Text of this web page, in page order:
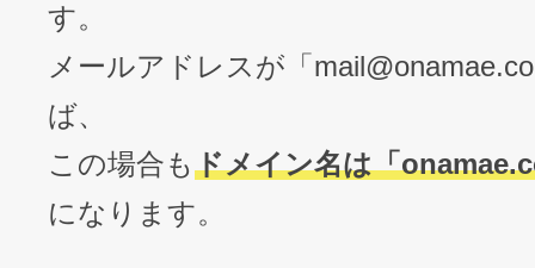
す。
メールアドレスが「
ば、
この場合もドメイン名は「
になります。